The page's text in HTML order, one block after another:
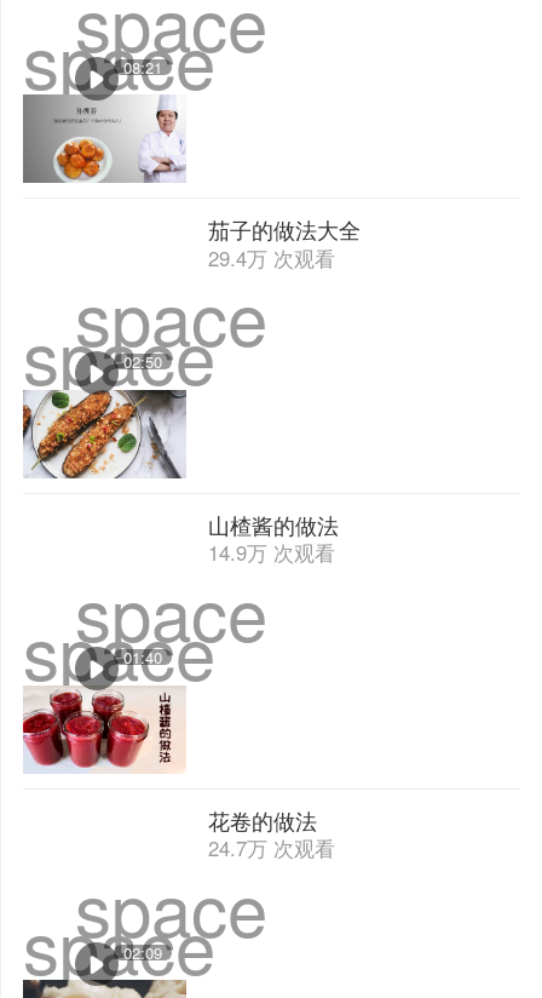
space
08:21
space
space
02:50
茄子的做法大全
29.4万 次观看
space
space
01:40
山楂酱的做法
14.9万 次观看
space
space
02:09
花卷的做法
24.7万 次观看